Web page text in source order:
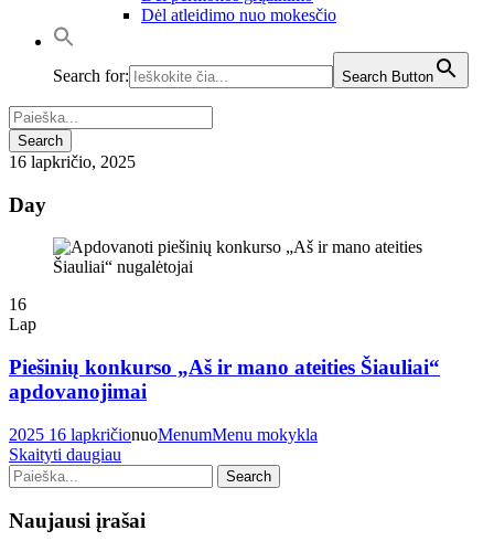
Dėl atleidimo nuo mokesčio
Search for: Search Button
16 lapkričio, 2025
Day
16
Lap
Piešinių konkurso „Aš ir mano ateities Šiauliai“
apdovanojimai
2025 16 lapkričionuoMenumMenu mokykla
Skaityti daugiau
Naujausi įrašai